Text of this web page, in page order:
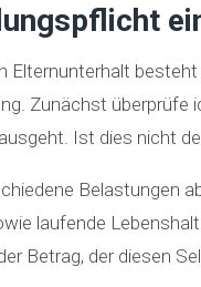
Elternunterhalt
Zunächst überprüfe
Ist dies nicht
Belastungen
laufende
Betrag, der diesen